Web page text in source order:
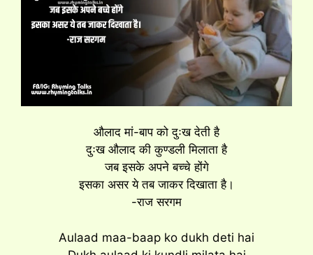
औलाद मां-बाप को दुःख देती है
दुःख औलाद की कुण्डली मिलाता है
जब इसके अपने बच्चे होंगे
इसका असर ये तब जाकर दिखाता है।
-राज सरगम
Aulaad maa-baap ko dukh deti hai